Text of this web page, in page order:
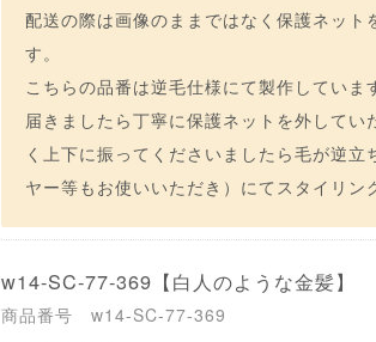
配送の際は画像のままではなく保護ネッ
す。
こちらの品番は逆毛仕様にて製作していま
届きましたら丁寧に保護ネットを外して
く上下に振ってくださいましたら毛が逆
ヤー等もお使いいただき）にてスタイリ
w14-SC-77-369 【白人のような金髪】
商品番号 w14-SC-77-369